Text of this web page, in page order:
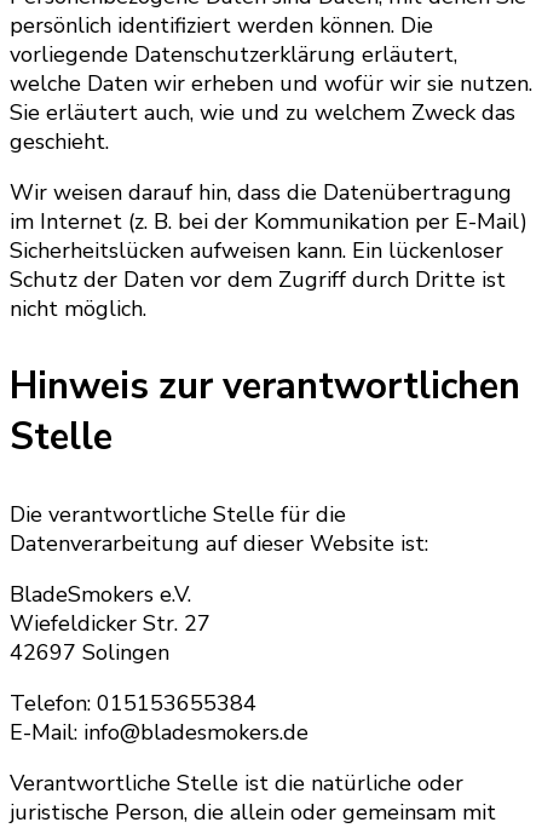
persönlich identifiziert werden können. Die
vorliegende Datenschutzerklärung erläutert,
welche Daten wir erheben und wofür wir sie nutzen.
Sie erläutert auch, wie und zu welchem Zweck das
geschieht.
Wir weisen darauf hin, dass die Datenübertragung
im Internet (z. B. bei der Kommunikation per E-Mail)
Sicherheitslücken aufweisen kann. Ein lückenloser
Schutz der Daten vor dem Zugriff durch Dritte ist
nicht möglich.
Hinweis zur verantwortlichen
Stelle
Die verantwortliche Stelle für die
Datenverarbeitung auf dieser Website ist:
BladeSmokers e.V.
Wiefeldicker Str. 27
42697 Solingen
Telefon: 015153655384
E-Mail: info@bladesmokers.de
Verantwortliche Stelle ist die natürliche oder
juristische Person, die allein oder gemeinsam mit